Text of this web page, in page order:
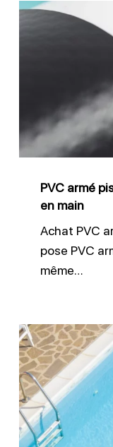
PVC
armé
rouleau
ou
PVC armé
en main
Achat PVC
pose PVC
même…
Étanchéité
piscine
:
optez
pour